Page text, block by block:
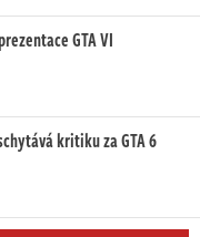
GTA VI
kritiku za GTA 6